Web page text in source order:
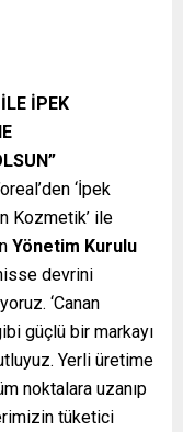
İPEK
‘İpek
Kozmetik’ ile
Yönetim Kurulu
devrini
‘Canan
güçlü bir markayı
Yerli üretime
noktalara uzanıp
tüketici